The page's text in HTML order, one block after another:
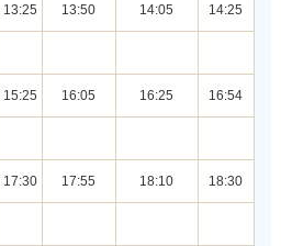
13:25 13:50 14:05 14:25
15:25 16:05 16:25 16:54
17:30 17:55 18:10 18:30